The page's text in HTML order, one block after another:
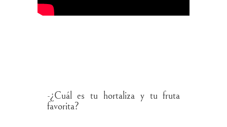
-¿Cuál es tu hortaliza y tu fruta
favorita?